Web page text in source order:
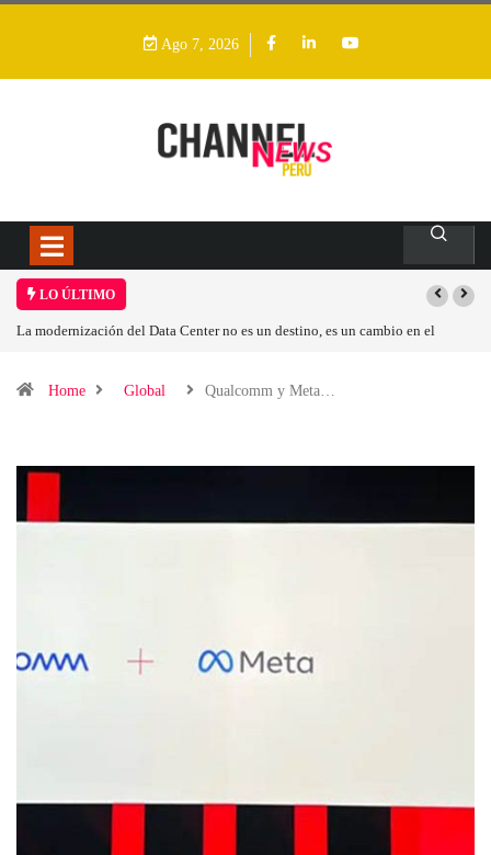
Ago 7, 2026
LO ÚLTIMO
La modernización del Data Center no es un destino, es un cambio en el
Home Global Qualcomm y Meta…